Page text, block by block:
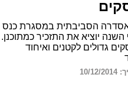
הסביבתית במסגרת כנס
יוציא את התזכיר כמתוכנן.
גדולים לקטנים ואיחוד